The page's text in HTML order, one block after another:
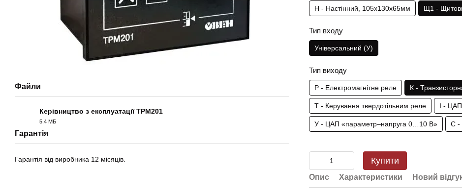
Файли
Керівництво з експлуатації ТРМ201
5.4 МБ
Гарантія
Гарантія від виробника 12 місяців.
Н - Настінний, 105х130х65мм Щ1 -
Тип входу
Універсальний (У)
Тип виходу
Р - Електромагнітне реле К -
Т - Керування твердотільним реле І -
У - ЦАП «параметр–напруга 0…10 В» С -
Купити
Опис Характеристики Новий